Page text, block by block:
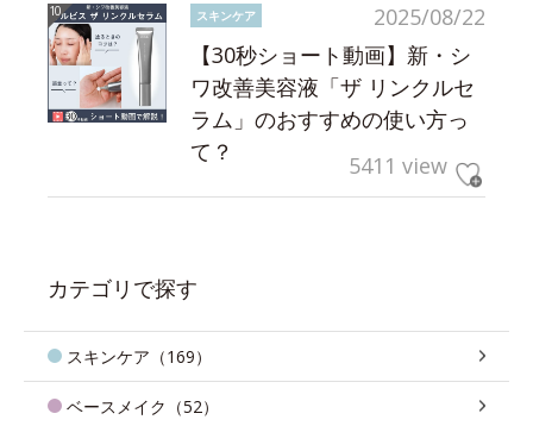
2025/08/22
スキンケア
【30秒ショート動画】新・シ
ワ改善美容液「ザ リンクルセ
ラム」のおすすめの使い方っ
て？
5411 view
カテゴリで探す
スキンケア（169）
ベースメイク（52）